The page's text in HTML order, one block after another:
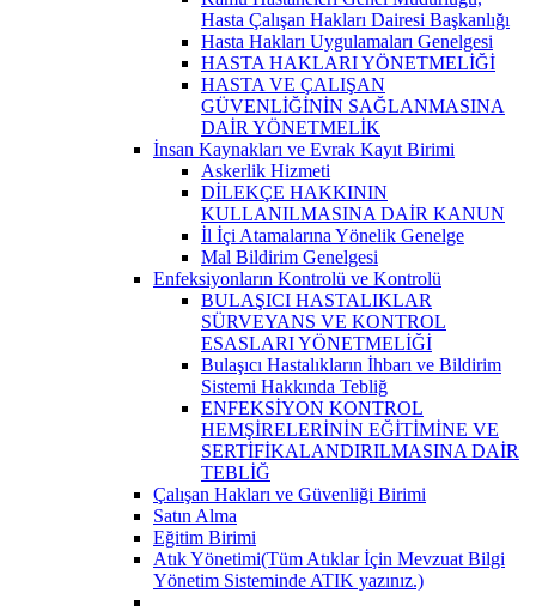
Hasta Çalışan Hakları Dairesi Başkanlığı
Hasta Hakları Uygulamaları Genelgesi
HASTA HAKLARI YÖNETMELİĞİ
HASTA VE ÇALIŞAN
GÜVENLİĞİNİN SAĞLANMASINA
DAİR YÖNETMELİK
İnsan Kaynakları ve Evrak Kayıt Birimi
Askerlik Hizmeti
DİLEKÇE HAKKININ
KULLANILMASINA DAİR KANUN
İl İçi Atamalarına Yönelik Genelge
Mal Bildirim Genelgesi
Enfeksiyonların Kontrolü ve Kontrolü
BULAŞICI HASTALIKLAR
SÜRVEYANS VE KONTROL
ESASLARI YÖNETMELİĞİ
Bulaşıcı Hastalıkların İhbarı ve Bildirim
Sistemi Hakkında Tebliğ
ENFEKSİYON KONTROL
HEMŞİRELERİNİN EĞİTİMİNE VE
SERTİFİKALANDIRILMASINA DAİR
TEBLİĞ
Çalışan Hakları ve Güvenliği Birimi
Satın Alma
Eğitim Birimi
Atık Yönetimi(Tüm Atıklar İçin Mevzuat Bilgi
Yönetim Sisteminde ATIK yazınız.)